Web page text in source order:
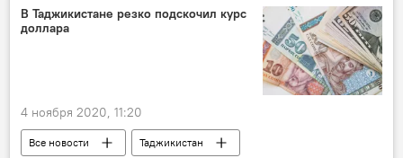
В Таджикистане резко подскочил курс
доллара
4 ноября 2020, 11:20
Все новости
Таджикистан